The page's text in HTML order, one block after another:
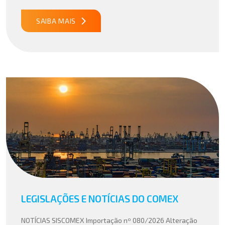
especialmente em setores que […]
SAIBA MAIS
LEGISLAÇÕES E NOTÍCIAS DO COMEX
NOTÍCIAS SISCOMEX Importação nº 080/2026 Alteração